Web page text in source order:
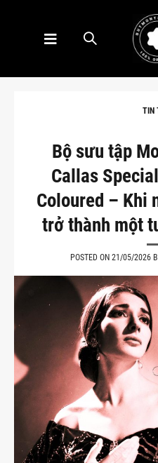
TIN
Bộ sưu tập
Callas
Coloured – Khi
trở thành một
POSTED ON 21/05/2026